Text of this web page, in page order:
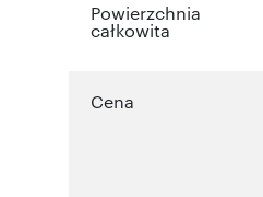
Powierzchnia
całkowita
Cena